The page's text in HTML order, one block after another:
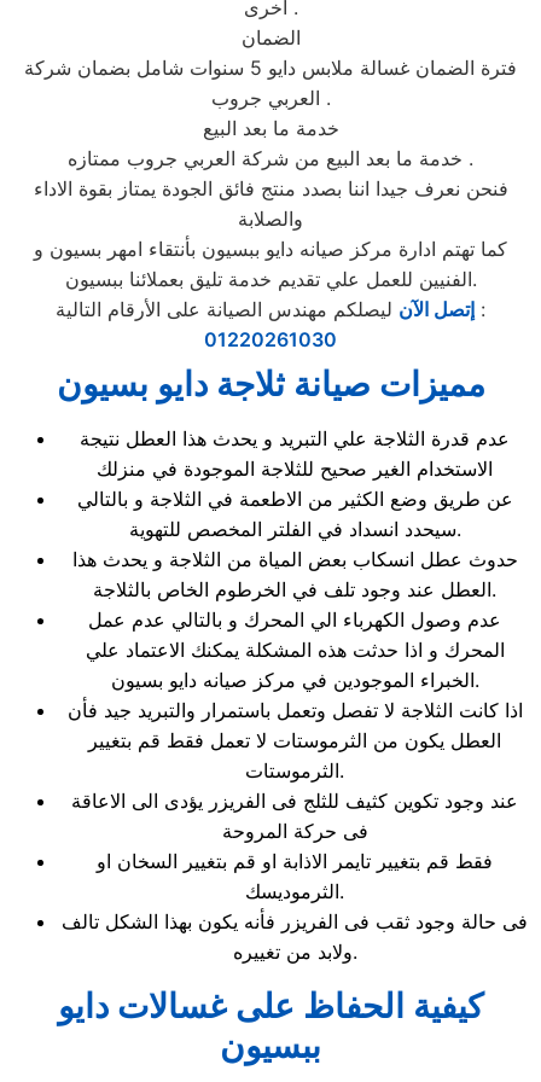
اخرى .
الضمان
فترة الضمان غسالة ملابس دايو 5 سنوات شامل بضمان شركة
العربي جروب .
خدمة ما بعد البيع
خدمة ما بعد البيع من شركة العربي جروب ممتازه .
فنحن نعرف جيدا اننا بصدد منتج فائق الجودة يمتاز بقوة الاداء
والصلابة
كما تهتم ادارة مركز صيانه دايو ببسيون بأنتقاء امهر بسيون و
الفنيين للعمل علي تقديم خدمة تليق بعملائنا ببسيون.
إتصل الآن ليصلكم مهندس الصيانة على الأرقام التالية :
01220261030
مميزات صيانة ثلاجة دايو بسيون
عدم قدرة الثلاجة علي التبريد و يحدث هذا العطل نتيجة
الاستخدام الغير صحيح للثلاجة الموجودة في منزلك
عن طريق وضع الكثير من الاطعمة في الثلاجة و بالتالي
سيحدد انسداد في الفلتر المخصص للتهوية.
حدوث عطل انسكاب بعض المياة من الثلاجة و يحدث هذا
العطل عند وجود تلف في الخرطوم الخاص بالثلاجة.
عدم وصول الكهرباء الي المحرك و بالتالي عدم عمل
المحرك و اذا حدثت هذه المشكلة يمكنك الاعتماد علي
الخبراء الموجودين في مركز صيانه دايو بسيون.
اذا كانت الثلاجة لا تفصل وتعمل باستمرار والتبريد جيد فأن
العطل يكون من الثرموستات لا تعمل فقط قم بتغيير
الثرموستات.
عند وجود تكوين كثيف للثلج فى الفريزر يؤدى الى الاعاقة
فى حركة المروحة
فقط قم بتغيير تايمر الاذابة او قم بتغيير السخان او
الثرموديسك.
فى حالة وجود ثقب فى الفريزر فأنه يكون بهذا الشكل تالف
ولابد من تغييره.
كيفية الحفاظ على غسالات دايو
ببسيون